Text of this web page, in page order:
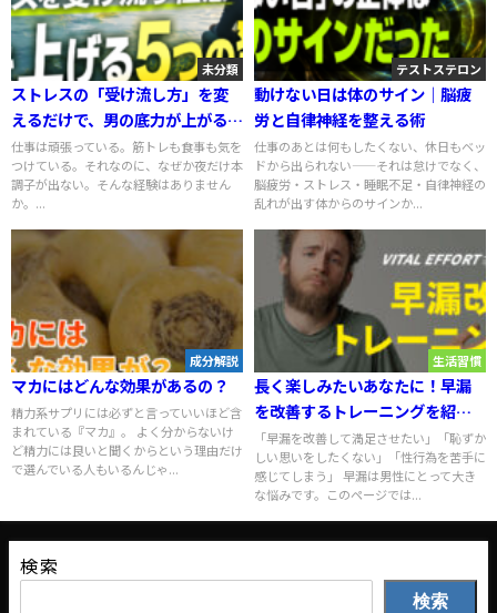
未分類
ストレスの「受け流し方」を変
えるだけで、男の底力が上がる5
つの整え方
仕事は頑張っている。筋トレも食事も気を
つけている。それなのに、なぜか夜だけ本
調子が出ない。そんな経験はありません
か。...
テストステロン
動けない日は体のサイン｜脳疲
労と自律神経を整える術
仕事のあとは何もしたくない、休日もベッ
ドから出られない――それは怠けでなく、
脳疲労・ストレス・睡眠不足・自律神経の
乱れが出す体からのサインか...
成分解説
マカにはどんな効果があるの？
精力系サプリには必ずと言っていいほど含
まれている『マカ』。 よく分からないけ
ど精力には良いと聞くからという理由だけ
で選んでいる人もいるんじゃ...
生活習慣
長く楽しみたいあなたに！早漏
を改善するトレーニングを紹
介！
「早漏を改善して満足させたい」「恥ずか
しい思いをしたくない」「性行為を苦手に
感じてしまう」 早漏は男性にとって大き
な悩みです。このページでは...
検索
検索